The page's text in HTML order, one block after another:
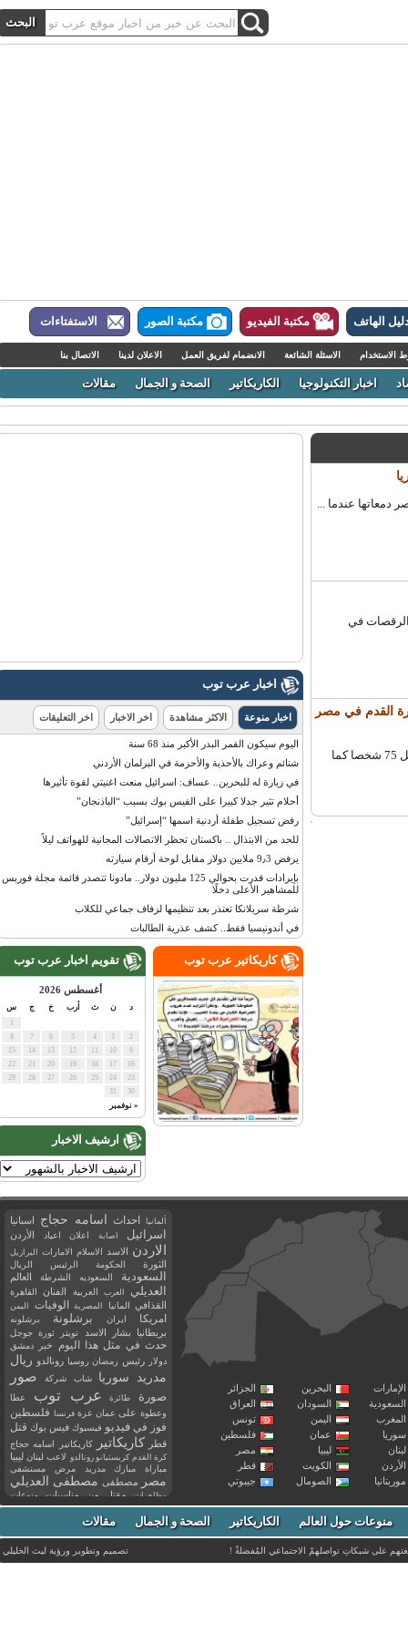
الهاتف مكتبة الفيديو مكتبة الصور الاستفتاءات
الاسئلة الشائعة الانضمام لفريق العمل الاعلان لدينا الاتصال بنا
اخبار التكنولوجيا الكاريكاتير الصحة و الجمال مقالات
عندما ...
في
كرة القدم في مصر
قال وكيل وزارة الصحة المصرية هشام شيحة إن تقارير مسعفين أفادت بمقتل 75 شخصا كما
اخبار عرب توب
اخبار منوعة الاكثر مشاهدة اخر الاخبار اخر التعليقات
اليوم سيكون القمر البدر الأكبر منذ 68 سنة
شتائم وعراك بالأحذية والأحزمة في البرلمان الأردني
في زيارة له للبحرين.. عساف: اسرائيل منعت اغنيتي لقوة تأثيرها
أحلام تثير جدلا كبيرا على الفيس بوك بسبب “الباذنجان”
رفض تسجيل طفلة أردنية اسمها “إسرائيل”
للحد من الابتذال .. باكستان تحظر الاتصالات المجانية للهواتف ليلاً
يرفض 9٫3 ملايين دولار مقابل لوحة أرقام سيارته
بإيرادات قدرت بحوالي 125 مليون دولار.. مادونا تتصدر قائمة مجلة فوربس
للمشاهير الأعلى دخلًا
شرطة سريلانكا تعتذر بعد تنظيمها لزفاف جماعي للكلاب
في أندونيسيا فقط.. كشف عذرية الطالبات
تقويم اخبار عرب توب
أغسطس 2026
أرب س
« نوفمبر
ارشيف الاخبار
كاريكاتير عرب توب
البحرين
الجزائر
السودان
العراق
اليمن
تونس
عمان
فلسطين
ليبيا
مصر
الكويت
قطر
الصومال جيبوتي
ألمانيا احداث اسامه حجاج اسبانيا
اسرائيل اصابة اعلان اعياد الأردن
الاردن الاسد الاسلام الامارات البرازيل
الثورة الحكومة الرئيس الريال
السعودية السعوديه الشرطة العالم
العديلي العرب العربية الفنان القاهرة
القذافي المانيا المصرية الوفيات اليمن
امريكا ايران برشلونة برشلونه
بريطانيا بشار الاسد تويتر ثورة جوجل
حدث في مثل هذا اليوم خبر دمشق
دولار رئيس رمضان روسيا رونالدو ريال
مدريد
سوريا شاب شركة صور
صورة طائرة عرب توب
عطا
وعطوة على عمان غزة فرنسا فلسطين
فوز في فيديو فيسبوك فيس بوك قتل
قطر كاريكاتير كاريكاتير اسامه حجاج
كرة القدم كريستيانو رونالدو لاعب لبنان ليبيا
مباراة مبارك مدريد مرض مستشفى
مصر مصطفى مصطفى العديلي
مظاهرات مقتل من مناسبات
منوعات
مواليد
موت ميسي ميلان نادي نشر
وفاة وفيات يوتيوب منوعات حول العالم الكاريكاتير الصحة و الجمال مقالات
على شبكاتِ تواصلهمْ الاجتماعي المُفضلةْ ! تصميم وتطوير ورؤيةليث الخليلي